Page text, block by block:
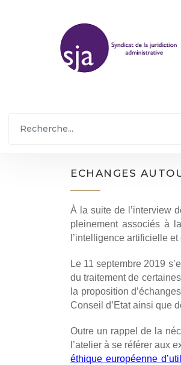
ECHANGES
À la suite de l’interview
pleinement associés à
l’intelligence artificielle
Le 11 septembre 2019
du traitement de
la proposition
Conseil d’Etat ainsi que
Outre un rappel de la
l’atelier à se référer aux
éthique européenne